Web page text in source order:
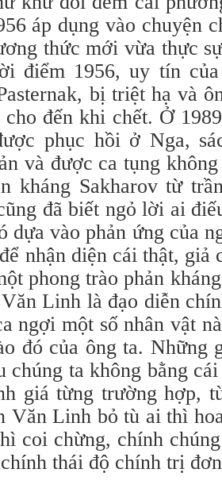
áp dụng vào chuyện
thức mới vừa thực
điểm 1956, uy tín
bị triệt hạ và
đến khi chết. Ở
phục hồi ở Nga,
và được ca tụng
kháng Sakharov từ
đã biết ngỏ lời ai
dựa vào phản ứng của
nhận diện cái thật, giả
phong trào phản
Linh là đạo diễn
ngợi một số nhân vật
đó của ông ta. Những
chúng ta không bằng
giá từng trường hợp,
Văn Linh bỏ tù ai thì
coi chừng, chính
thái độ chính trị